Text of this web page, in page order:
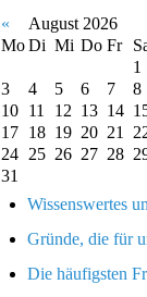
« August 2026
MoDi Mi Do Fr
1
3
4 5 6 7 8
10 11 12 13 14
17 18 19 20 21
24 25 26 27 28
31
Wissenswertes
Gründe, die für
Die häufigsten